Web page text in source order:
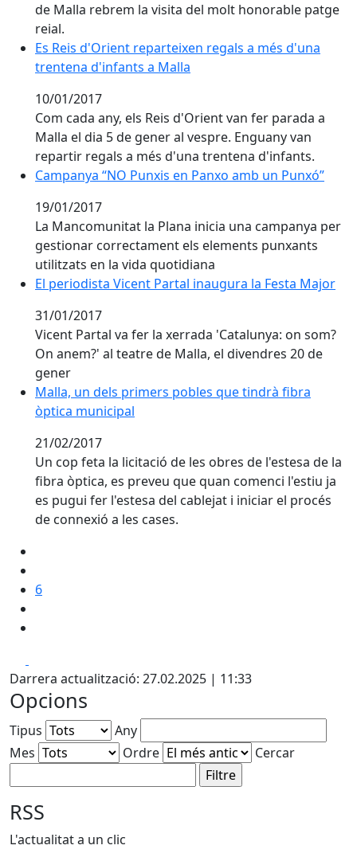
de Malla rebrem la visita del molt honorable patge
reial.
Es Reis d'Orient reparteixen regals a més d'una
Es Reis d'Orient reparteixen regals a més d'una
trentena d'infants a Malla
10/01/2017
Com cada any, els Reis d'Orient van fer parada a
Malla el dia 5 de gener al vespre. Enguany van
repartir regals a més d'una trentena d'infants.
Campanya “NO Punxis en Panxo amb un Punxó”
Campanya “NO Punxis en Panxo amb un Punxó”
19/01/2017
La Mancomunitat la Plana inicia una campanya per
gestionar correctament els elements punxants
utilitzats en la vida quotidiana
El periodista Vicent Partal inaugura la Festa Major
El periodista Vicent Partal inaugura la Festa Major
31/01/2017
Vicent Partal va fer la xerrada 'Catalunya: on som?
On anem?' al teatre de Malla, el divendres 20 de
gener
Malla, un dels primers pobles que tindrà fibra òptica
Malla, un dels primers pobles que tindrà fibra
òptica municipal
21/02/2017
Un cop feta la licitació de les obres de l'estesa de la
fibra òptica, es preveu que quan comenci l'estiu ja
es pugui fer l'estesa del cablejat i iniciar el procés
de connexió a les cases.
6
Darrera actualització: 27.02.2025 | 11:33
Opcions
Tipus
Any
Mes
Ordre Cercar
RSS
L'actualitat a un clic